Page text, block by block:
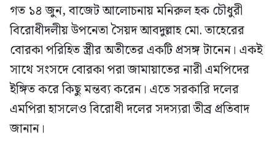
গত ১৪ জুন, বাজেট আলোচনায় মনিরুল হক চৌধুরী
বিরোধীদলীয় উপনেতা সৈয়দ আবদুল্লাহ মো. তাহেরের
বোরকা পরিহিত স্ত্রীর অতীতের একটি প্রসঙ্গ টানেন। একই
সাথে সংসদে বোরকা পরা জামায়াতের নারী এমপিদের
ইঙ্গিত করে কিছু মন্তব্য করেন। এতে সরকারি দলের
এমপিরা হাসলেও বিরোধী দলের সদস্যরা তীব্র প্রতিবাদ
জানান।